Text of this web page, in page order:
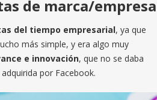
de marca/empresa
del tiempo empresarial, ya que
más simple, y era algo muy
e innovación, que no se daba
por Facebook.